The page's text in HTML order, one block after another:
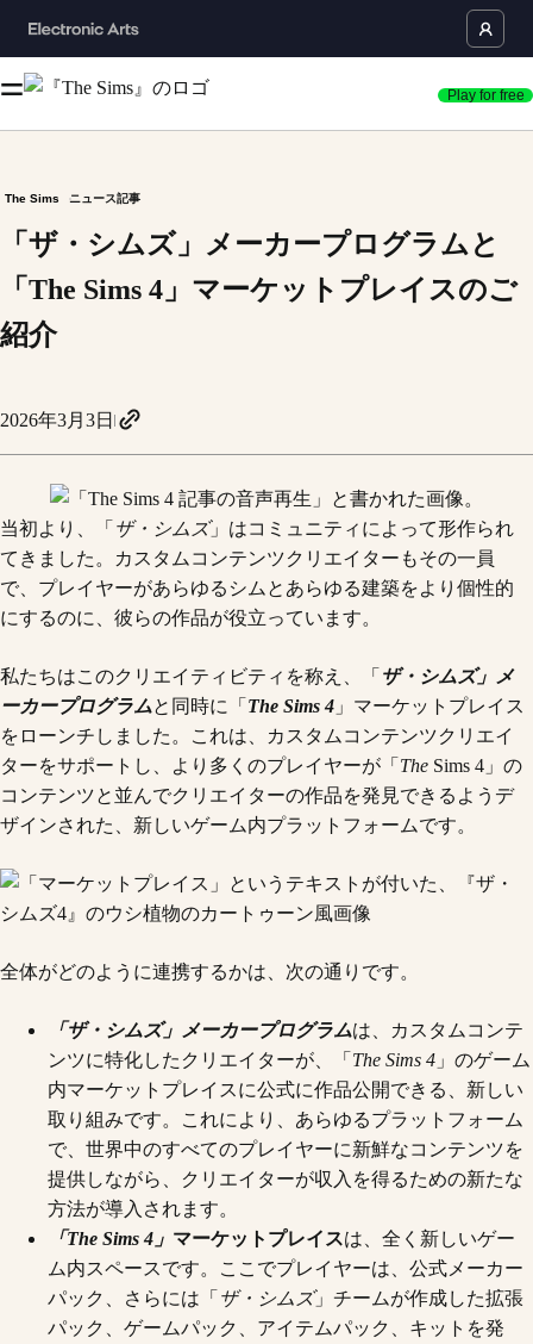
Play for free
The Sims ニュース記事
「ザ・シムズ」メーカープログラムと
「The Sims 4」マーケットプレイスのご
紹介
2026年3月3日
当初より、「 ザ・シムズ」はコミュニティによって形作られ
てきました。カスタムコンテンツクリエイターもその一員
で、プレイヤーがあらゆるシムとあらゆる建築をより個性的
にするのに、彼らの作品が役立っています。
私たちはこのクリエイティビティを称え、「 ザ・シムズ」メ
ーカープログラムと同時に「 The Sims 4 」マーケットプレイス
をローンチしました。これは、カスタムコンテンツクリエイ
ターをサポートし、より多くのプレイヤーが「 The Sims 4」の
コンテンツと並んでクリエイターの作品を発見できるようデ
ザインされた、新しいゲーム内プラットフォームです。
全体がどのように連携するかは、次の通りです。
「ザ・シムズ」メーカープログラムは、カスタムコンテ
ンツに特化したクリエイターが、「 The Sims 4 」のゲーム
内マーケットプレイスに公式に作品公開できる、新しい
取り組みです。これにより、あらゆるプラットフォーム
で、世界中のすべてのプレイヤーに新鮮なコンテンツを
提供しながら、クリエイターが収入を得るための新たな
方法が導入されます。
「The Sims 4」 マーケットプレイスは、全く新しいゲー
ム内スペースです。ここでプレイヤーは、公式メーカー
パック、さらには「 ザ・シムズ」チームが作成した拡張
パック、ゲームパック、アイテムパック、キットを発